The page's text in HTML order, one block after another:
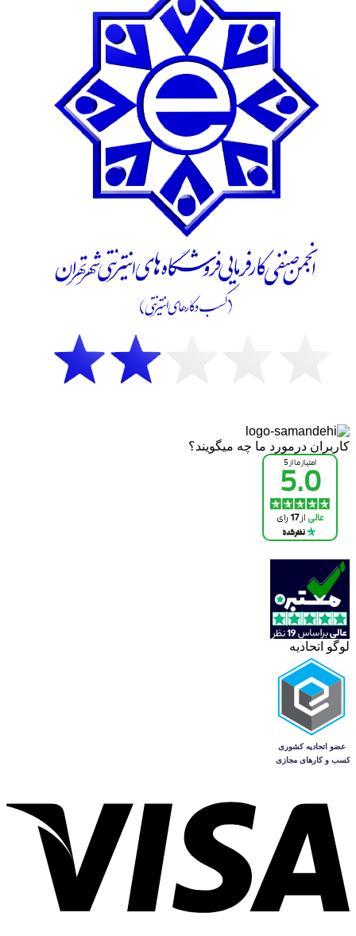
کاربران درمورد ما چه میگویند؟
لوگو اتحادیه